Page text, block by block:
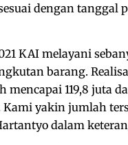
dengan tanggal
KAI melayani
barang.
mencapai 119,8 juta
Kami yakin jumlah
dalam